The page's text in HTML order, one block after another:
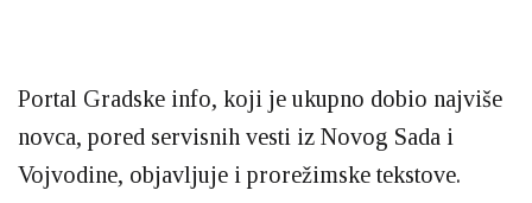
Portal Gradske info, koji je ukupno dobio najviše
novca, pored servisnih vesti iz Novog Sada i
Vojvodine, objavljuje i prorežimske tekstove.